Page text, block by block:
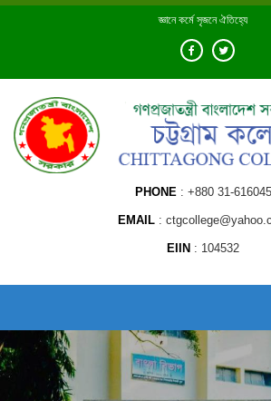
Skip
জ্ঞানে কর্মে সৃজনে ঐতিহ্যে
PHONE +880 31-616045
EMAIL
EIIN 104532